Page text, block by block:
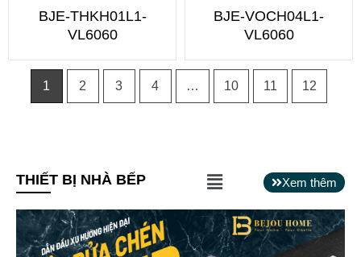
BJE-THKH01L1-
VL6060
BJE-VOCH04L1-
VL6060
1 2 3 4 … 10 11 12
THIẾT BỊ NHÀ BẾP
Main
Xem thêm